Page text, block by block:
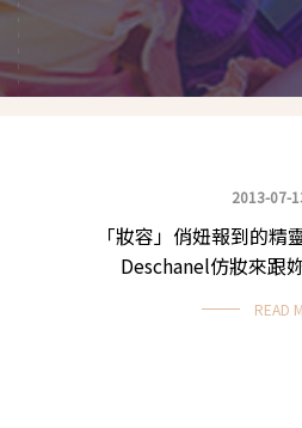
實用日常妝
2013-07-
「妝容」俏妞報到的
Deschanel仿妝來跟
READ